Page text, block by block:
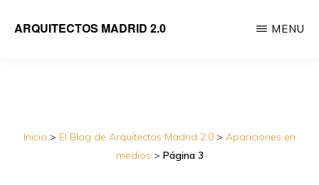
ARQUITECTOS MADRID 2.0
de
MENU
Inicio > El Blog de Arquitectos Madrid 2.0 > Apariciones en
medios > Página 3